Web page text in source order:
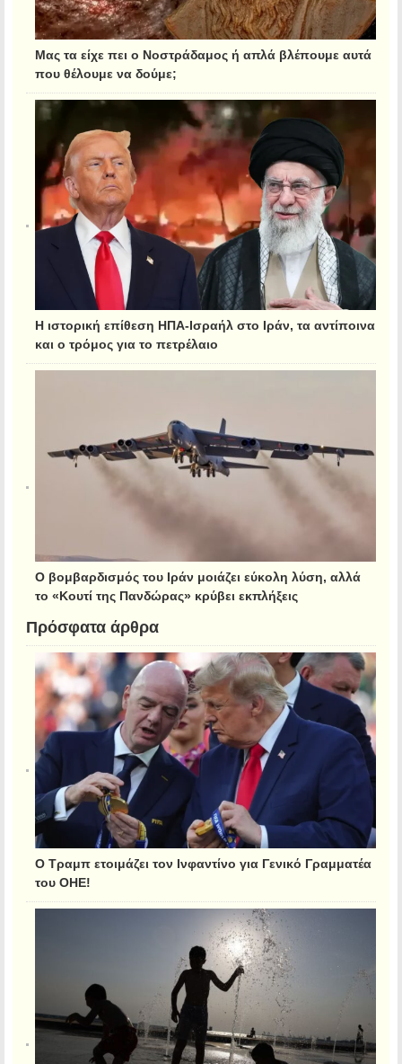
Μας τα είχε πει ο Νοστράδαμος ή απλά βλέπουμε αυτά
που θέλουμε να δούμε;
Η ιστορική επίθεση ΗΠΑ-Ισραήλ στο Ιράν, τα αντίποινα
και ο τρόμος για το πετρέλαιο
Ο βομβαρδισμός του Ιράν μοιάζει εύκολη λύση, αλλά
το «Κουτί της Πανδώρας» κρύβει εκπλήξεις
Πρόσφατα άρθρα
Ο Τραμπ ετοιμάζει τον Ινφαντίνο για Γενικό Γραμματέα
του ΟΗΕ!